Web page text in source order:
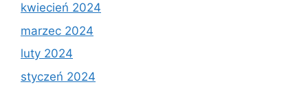
kwiecień 2024
marzec 2024
luty 2024
styczeń 2024